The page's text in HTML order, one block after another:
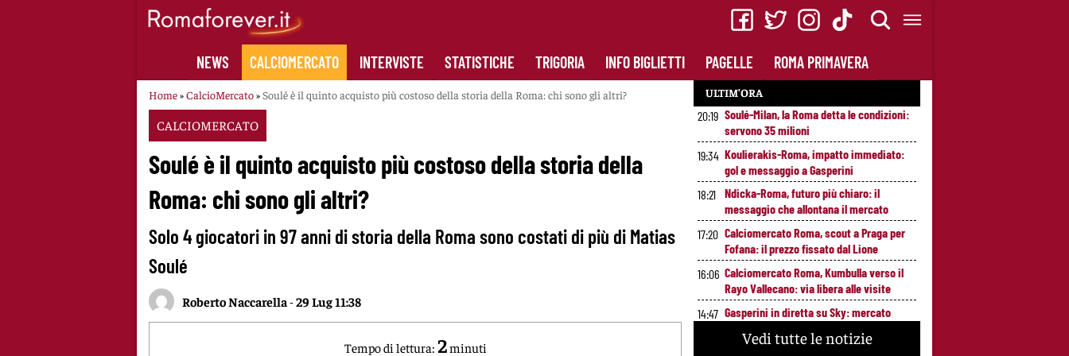
NEWS CALCIOMERCATO INTERVISTE STATISTICHE TRIGORIA INFO BIGLIETTI PAGELLE ROMA PRIMAVERA
Home»CalcioMercato»Soulé è il quinto acquisto più costoso della storia della Roma: chi sono gli altri?
CALCIOMERCATO
Soulé è il quinto acquisto più costoso della storia della
Roma: chi sono gli altri?
Solo 4 giocatori in 97 anni di storia della Roma sono costati di più di Matias
Soulé
Roberto Naccarella -29 Lug 11:38
Tempo di lettura: 2minuti
ULTIM’ORA
20:19 Soulé-Milan, la Roma detta le condizioni:
servono 35 milioni
19:34 Koulierakis-Roma, impatto immediato:
gol e messaggio a Gasperini
18:21 Ndicka-Roma, futuro più chiaro: il
messaggio che allontana il mercato
17:20 Calciomercato Roma, scout a Praga per
Fofana: il prezzo fissato dal Lione
16:06 Calciomercato Roma, Kumbulla verso il
Rayo Vallecano: via libera alle visite
14:47 Gasperini in diretta su Sky: mercato
Vedi tutte le notizie